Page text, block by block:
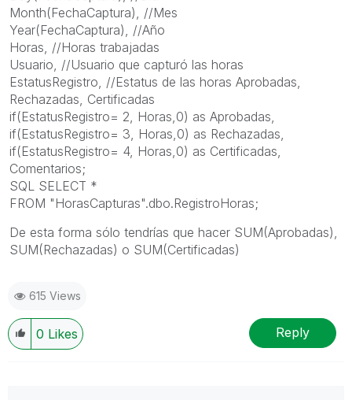
Month(FechaCaptura), //Mes
Year(FechaCaptura), //Año
Horas, //Horas trabajadas
Usuario, //Usuario que capturó las horas
EstatusRegistro, //Estatus de las horas Aprobadas,
Rechazadas, Certificadas
if(EstatusRegistro= 2, Horas,0) as Aprobadas,
if(EstatusRegistro= 3, Horas,0) as Rechazadas,
if(EstatusRegistro= 4, Horas,0) as Certificadas,
Comentarios;
SQL SELECT *
FROM "HorasCapturas".dbo.RegistroHoras;
De esta forma sólo tendrías que hacer SUM(Aprobadas),
SUM(Rechazadas) o SUM(Certificadas)
615 Views
0 Likes Reply